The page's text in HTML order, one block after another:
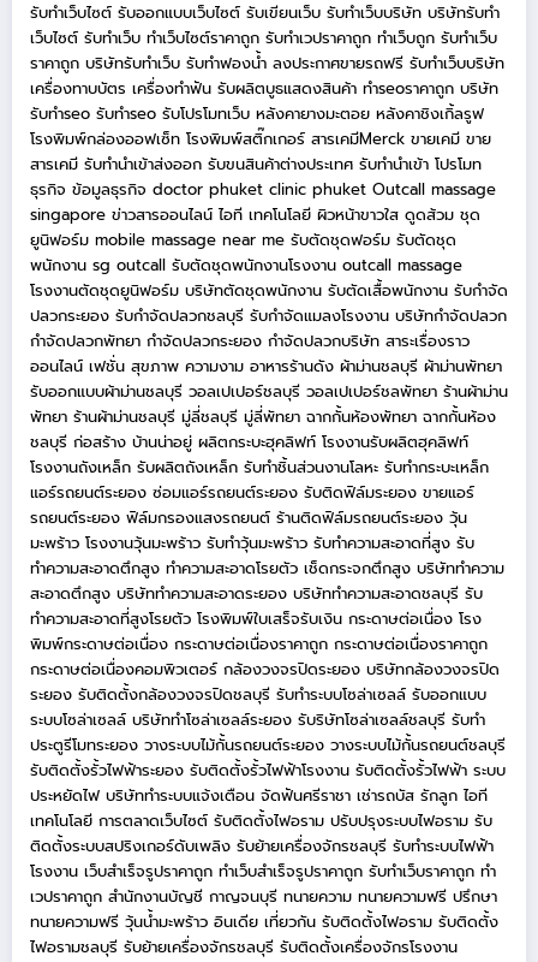
รับทำเว็บไซต์ รับออกแบบเว็บไซต์ รับเขียนเว็บ รับทำเว็บบริษัท บริษัทรับทำ
เว็บไซต์ รับทำเว็บ ทำเว็บไซต์ราคาถูก รับทำเวปราคาถูก ทำเว็บถูก รับทำเว็บ
ราคาถูก บริษัทรับทำเว็บ รับทำฟองน้ำ ลงประกาศขายรถฟรี รับทำเว็บบริษัท
เครื่องทาบบัตร เครื่องทำฟัน รับผลิตบูธแสดงสินค้า ทำseoราคาถูก บริษัท
รับทำseo รับทำseo รับโปรโมทเว็บ หลังคายางมะตอย หลังคาชิงเกิ้ลรูฟ
โรงพิมพ์กล่องออฟเซ็ท โรงพิมพ์สติ๊กเกอร์ สารเคมีMerck ขายเคมี ขาย
สารเคมี รับทำนำเข้าส่งออก รับขนสินค้าต่างประเทศ รับทำนำเข้า โปรโมท
ธุรกิจ ข้อมูลธุรกิจ doctor phuket clinic phuket Outcall massage
singapore ข่าวสารออนไลน์ ไอที เทคโนโลยี ผิวหน้าขาวใส ดูดส้วม ชุด
ยูนิฟอร์ม mobile massage near me รับตัดชุดฟอร์ม รับตัดชุด
พนักงาน sg outcall รับตัดชุดพนักงานโรงงาน outcall massage
โรงงานตัดชุดยูนิฟอร์ม บริษัทตัดชุดพนักงาน รับตัดเสื้อพนักงาน รับกำจัด
ปลวกระยอง รับกำจัดปลวกชลบุรี รับกำจัดแมลงโรงงาน บริษัทกำจัดปลวก
กำจัดปลวกพัทยา กำจัดปลวกระยอง กำจัดปลวกบริษัท สาระเรื่องราว
ออนไลน์ เฟชั่น สุขภาพ ความงาม อาหารร้านดัง ผ้าม่านชลบุรี ผ้าม่านพัทยา
รับออกแบบผ้าม่านชลบุรี วอลเปเปอร์ชลบุรี วอลเปเปอร์ชลพัทยา ร้านผ้าม่าน
พัทยา ร้านผ้าม่านชลบุรี มู่ลี่ชลบุรี มู่ลี่พัทยา ฉากกั้นห้องพัทยา ฉากกั้นห้อง
ชลบุรี ก่อสร้าง บ้านน่าอยู่ ผลิตกระบะฮุคลิฟท์ โรงงานรับผลิตฮุคลิฟท์
โรงงานถังเหล็ก รับผลิตถังเหล็ก รับทำชิ้นส่วนงานโลหะ รับทำกระบะเหล็ก
แอร์รถยนต์ระยอง ซ่อมแอร์รถยนต์ระยอง รับติดฟิล์มระยอง ขายแอร์
รถยนต์ระยอง ฟิล์มกรองแสงรถยนต์ ร้านติดฟิล์มรถยนต์ระยอง วุ้น
มะพร้าว โรงงานวุ้นมะพร้าว รับทำวุ้นมะพร้าว รับทำความสะอาดที่สูง รับ
ทำความสะอาดตึกสูง ทำความสะอาดโรยตัว เช็ดกระจกตึกสูง บริษัททำความ
สะอาดตึกสูง บริษัททำความสะอาดระยอง บริษัททำความสะอาดชลบุรี รับ
ทำความสะอาดที่สูงโรยตัว โรงพิมพ์ใบเสร็จรับเงิน กระดาษต่อเนื่อง โรง
พิมพ์กระดาษต่อเนื่อง กระดาษต่อเนื่องราคาถูก กระดาษต่อเนื่องราคาถูก
กระดาษต่อเนื่องคอมพิวเตอร์ กล้องวงจรปิดระยอง บริษัทกล้องวงจรปิด
ระยอง รับติดตั้งกล้องวงจรปิดชลบุรี รับทำระบบโซล่าเซลล์ รับออกแบบ
ระบบโซล่าเซลล์ บริษัททำโซล่าเซลล์ระยอง รับริษัทโซล่าเซลล์ชลบุรี รับทำ
ประตูรีโมทระยอง วางระบบไม้กั้นรถยนต์ระยอง วางระบบไม้กั้นรถยนต์ชลบุรี
รับติดตั้งรั้วไฟฟ้าระยอง รับติดตั้งรั้วไฟฟ้าโรงงาน รับติดตั้งรั้วไฟฟ้า ระบบ
ประหยัดไฟ บริษัททำระบบแจ้งเตือน จัดฟันศรีราชา เช่ารถบัส รักลูก ไอที
เทคโนโลยี การตลาดเว็บไซต์ รับติดตั้งไฟอราม ปรับปรุงระบบไฟอราม รับ
ติดตั้งระบบสปริงเกอร์ดับเพลิง รับย้ายเครื่องจักรชลบุรี รับทำระบบไฟฟ้า
โรงงาน เว็บสำเร็จรูปราคาถูก ทำเว็บสำเร็จรูปราคาถูก รับทำเว็บราคาถูก ทำ
เวปราคาถูก สำนักงานบัญชี กาญจนบุรี ทนายความ ทนายความฟรี ปรึกษา
ทนายความฟรี วุ้นน้ำมะพร้าว อินเดีย เที่ยวกัน รับติดตั้งไฟอราม รับติดตั้ง
ไฟอรามชลบุรี รับย้ายเครื่องจักรชลบุรี รับติดตั้งเครื่องจักรโรงงาน